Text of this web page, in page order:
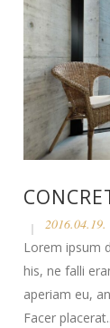
2016.04.19.
Lorem ipsum
his, ne falli
aperiam eu,
Facer